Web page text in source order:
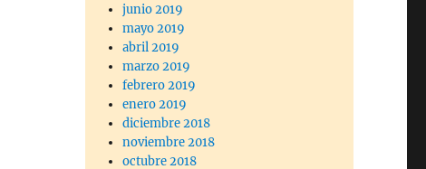
junio 2019
mayo 2019
abril 2019
marzo 2019
febrero 2019
enero 2019
diciembre 2018
noviembre 2018
octubre 2018